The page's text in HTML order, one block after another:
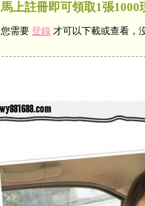
馬上註冊即可領取1張1000
您需要 登錄 才可以下載或查看，